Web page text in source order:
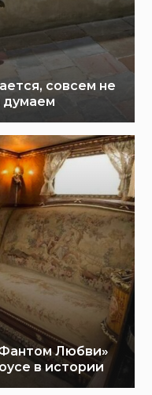
совсем не
думаем
Любви»
в истории